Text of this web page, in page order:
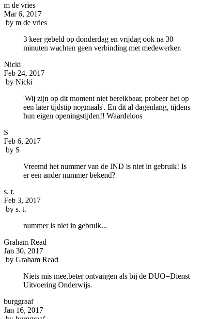
m de vries
Mar 6, 2017
by m de vries
3 keer gebeld op donderdag en vrijdag ook na 30
minuten wachten geen verbinding met medewerker.
Nicki
Feb 24, 2017
by Nicki
'Wij zijn op dit moment niet bereikbaar, probeer het op
een later tijdstip nogmaals'. En dit al dagenlang, tijdens
hun eigen openingstijden!! Waardeloos
S
Feb 6, 2017
by S
Vreemd het nummer van de IND is niet in gebruik! Is
er een ander nummer bekend?
s. t.
Feb 3, 2017
by s. t.
nummer is niet in gebruik...
Graham Read
Jan 30, 2017
by Graham Read
Niets mis mee,beter ontvangen als bij de DUO=Dienst
Uitvoering Onderwijs.
burggraaf
Jan 16, 2017